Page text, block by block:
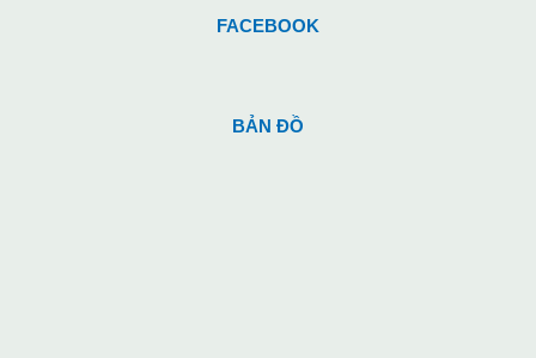
FACEBOOK
BẢN ĐỒ